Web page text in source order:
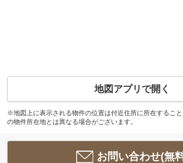
地図アプリで開く
※地図上に表示される物件の位置は付近住所に所在するこ
の物件所在地とは異なる場合がございます。
お問い合わせ(無